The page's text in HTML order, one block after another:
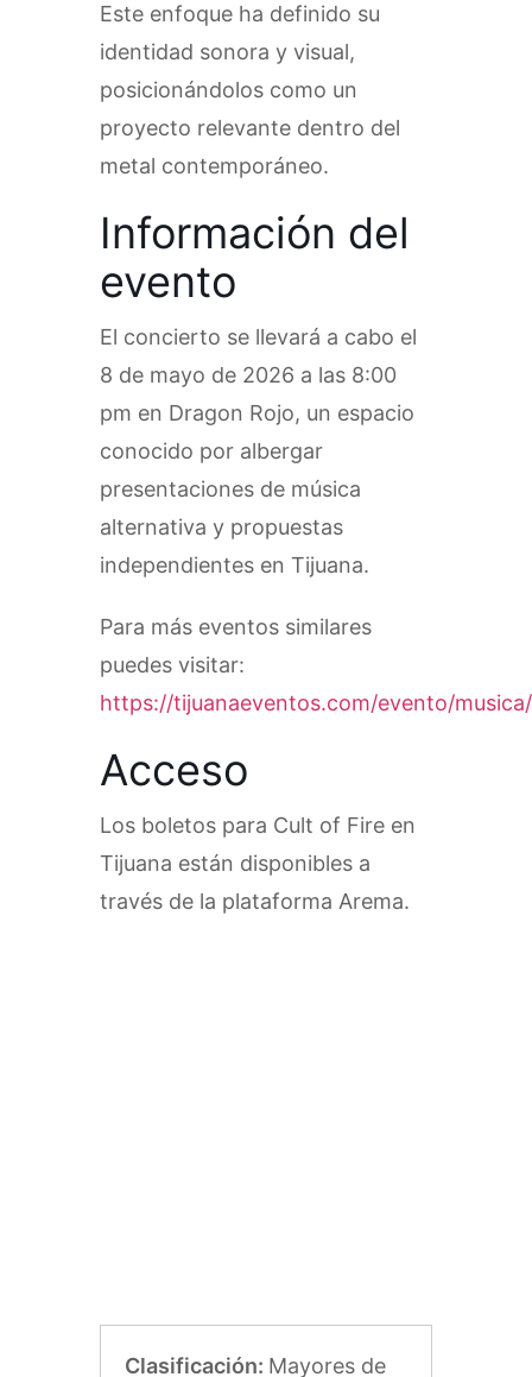
Este enfoque ha definido su
identidad sonora y visual,
posicionándolos como un
proyecto relevante dentro del
metal contemporáneo.
Información del
evento
El concierto se llevará a cabo el
8 de mayo de 2026 a las 8:00
pm en Dragon Rojo, un espacio
conocido por albergar
presentaciones de música
alternativa y propuestas
independientes en Tijuana.
Para más eventos similares
puedes visitar:
https://tijuanaeventos.com/evento/musica/
Acceso
Los boletos para Cult of Fire en
Tijuana están disponibles a
través de la plataforma Arema.
Clasificación: Mayores de